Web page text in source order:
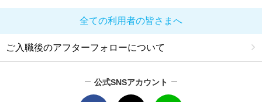
全ての利用者の皆さまへ
ご入職後のアフターフォローについて
公式SNSアカウント